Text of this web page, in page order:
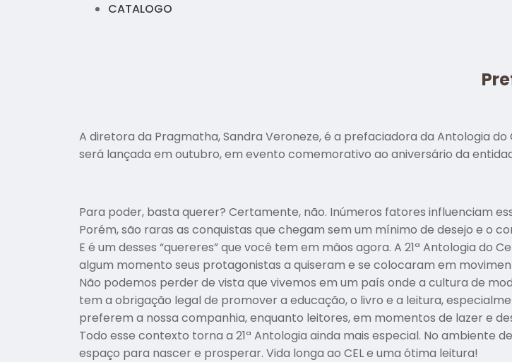
CATALOGO
A diretora da Pragmatha, Sandra Veroneze, é a prefaciadora da Antologia do
será lançada em outubro, em evento comemorativo ao aniversário da
Para poder, basta querer? Certamente, não. Inúmeros fatores influenciam
Porém, são raras as conquistas que chegam sem um mínimo de desejo e o
E é um desses “quereres” que você tem em mãos agora. A 21ª Antologia
algum momento seus protagonistas a quiseram e se colocaram em
Não podemos perder de vista que vivemos em um país onde a cultura de
tem a obrigação legal de promover a educação, o livro e a leitura,
preferem a nossa companhia, enquanto leitores, em momentos de lazer e
Todo esse contexto torna a 21ª Antologia ainda mais especial. No ambiente
espaço para nascer e prosperar. Vida longa ao CEL e uma ótima leitura!